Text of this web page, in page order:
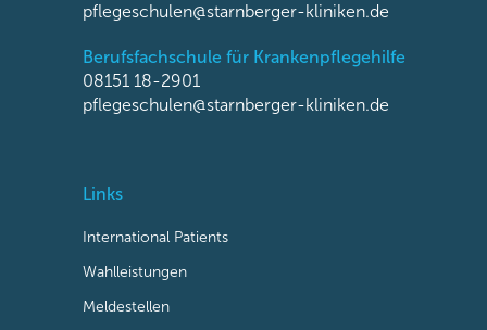
pflegeschulen@starnberger-kliniken.de
Berufsfachschule für Krankenpflegehilfe
08151 18-2901
pflegeschulen@starnberger-kliniken.de
Links
International Patients
Wahlleistungen
Meldestellen